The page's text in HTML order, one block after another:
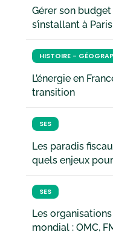
Gérer son
s’installant à Paris
HISTOIRE -
L’énergie en
transition
SES
Les paradis
quels enjeux
SES
Les
mondial : OMC,